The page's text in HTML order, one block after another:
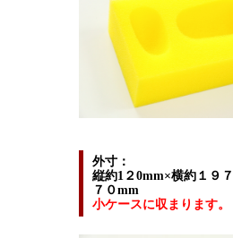
外寸：
縦約1２0mm×横約１９
７０mm
小ケースに収まります。